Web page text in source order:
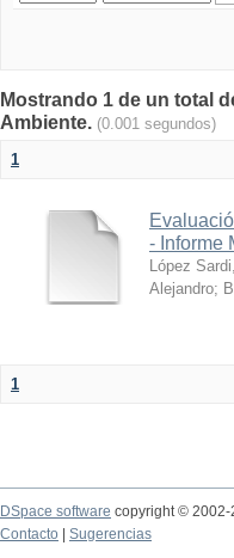
Mostrando 1 de un total
Ambiente. (0.001 segundos)
1
- Informe
López
Alejandro;
1
DSpace software copyright © 2002-
Contacto
Sugerencias